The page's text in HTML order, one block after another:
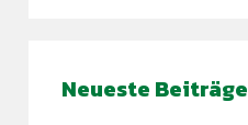
Neueste Beiträge